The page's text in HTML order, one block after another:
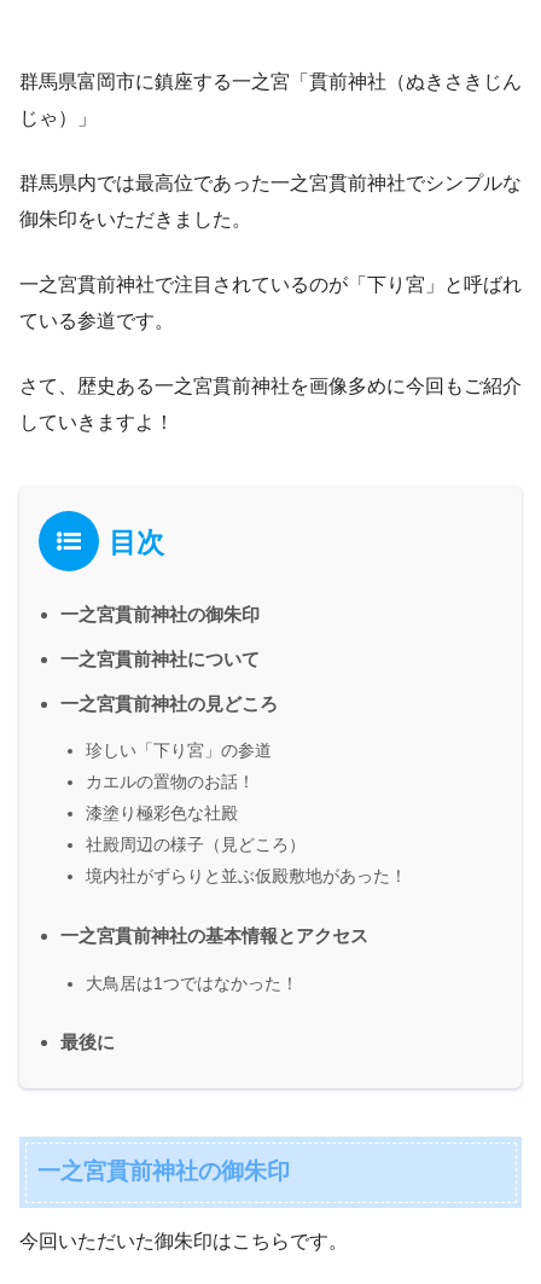
群馬県富岡市に鎮座する一之宮「貫前神社（ぬきさきじん
じゃ）」
群馬県内では最高位であった一之宮貫前神社でシンプルな
御朱印をいただきました。
一之宮貫前神社で注目されているのが「下り宮」と呼ばれ
ている参道です。
さて、歴史ある一之宮貫前神社を画像多めに今回もご紹介
していきますよ！
目次
一之宮貫前神社の御朱印
一之宮貫前神社について
一之宮貫前神社の見どころ
珍しい「下り宮」の参道
カエルの置物のお話！
漆塗り極彩色な社殿
社殿周辺の様子（見どころ）
境内社がずらりと並ぶ仮殿敷地があった！
一之宮貫前神社の基本情報とアクセス
大鳥居は1つではなかった！
最後に
一之宮貫前神社の御朱印
今回いただいた御朱印はこちらです。